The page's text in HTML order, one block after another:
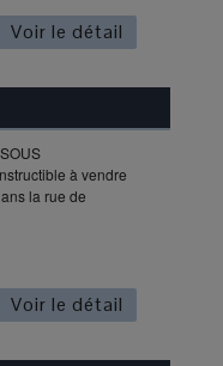
Voir le détail
à vendre
la rue de
Voir le détail